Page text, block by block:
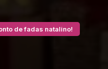
de fadas natalino!